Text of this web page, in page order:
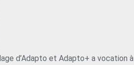
d’Adapto et Adapto+ a vocation à